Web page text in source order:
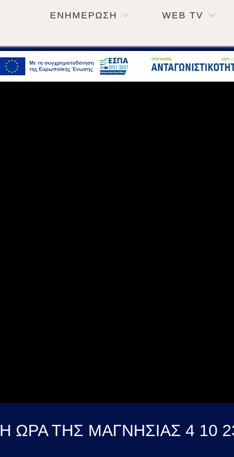
ΕΝΗΜΕΡΩΣΗ WEB TV
Η ΩΡΑ ΤΗΣ ΜΑΓΝΗΣΙΑΣ 4 10